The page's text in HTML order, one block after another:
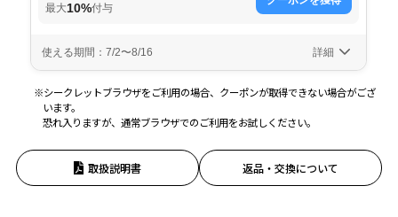
※シークレットブラウザをご利用の場合、クーポンが取得できない場合がござ
います。
恐れ入りますが、通常ブラウザでのご利用をお試しください。
取扱説明書 返品・交換について